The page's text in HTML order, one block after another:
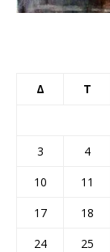
Δ Τ
3
4
10
11
17
18
24
25